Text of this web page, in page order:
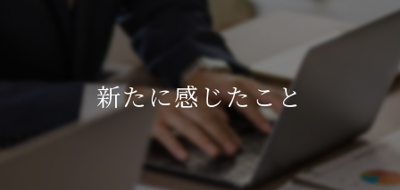
新たに感じたこと